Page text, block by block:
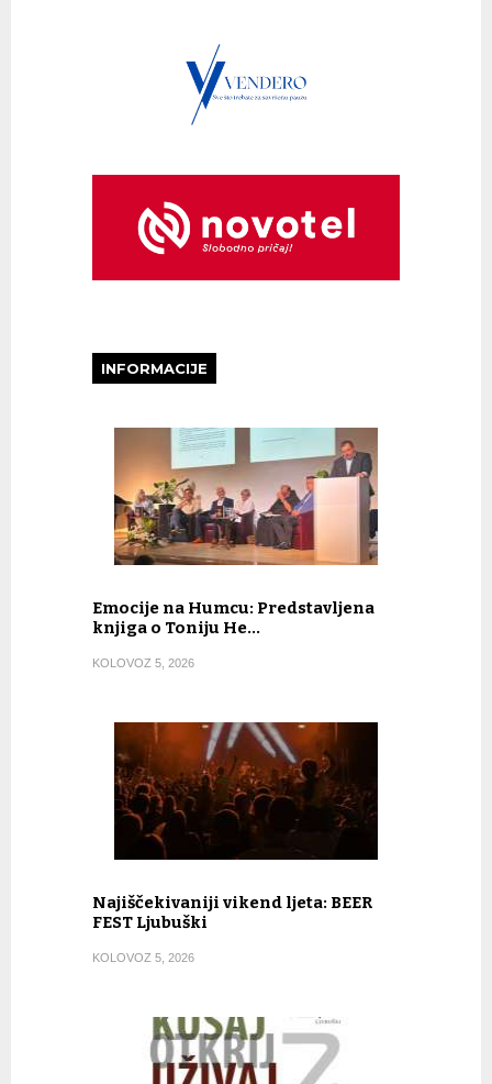
INFORMACIJE
Emocije na Humcu: Predstavljena
knjiga o Toniju He…
KOLOVOZ 5, 2026
Najiščekivaniji vikend ljeta: BEER
FEST Ljubuški
KOLOVOZ 5, 2026